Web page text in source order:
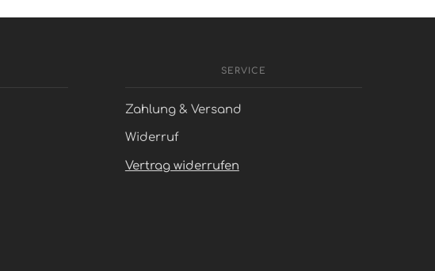
SERVICE
Zahlung & Versand
Widerruf
Vertrag widerrufen